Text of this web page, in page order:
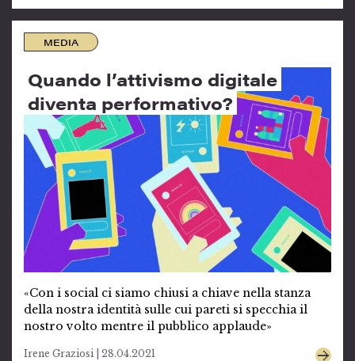
MEDIA
Quando l’attivismo digitale
diventa performativo?
«Con i social ci siamo chiusi a chiave nella stanza
della nostra identità sulle cui pareti si specchia il
nostro volto mentre il pubblico applaude»
Irene Graziosi | 28.04.2021